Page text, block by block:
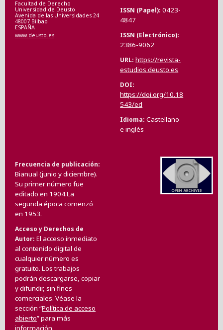
Facultad de Derecho
Universidad de Deusto
Avenida de las Universidades 24
48007 Bilbao
ESPAÑA
www.deusto.es
ISSN (Papel) 0423-
4847
ISSN (Electrónico)
2386-9062
URL https://revista-
estudios.deusto.es
DOI
https://doi.org/10.18
543/ed
Idioma Castellano
e inglés
Frecuencia de publicación
Bianual (junio y diciembre).
Su primer número fue
editado en 1904.La
segunda época comenzó
en 1953.
Acceso y Derechos de
Autor El acceso inmediato
al contenido digital de
cualquier número es
gratuito. Los trabajos
podrán descargarse, copiar
y difundir, sin fines
comerciales. Véase la
sección “Política de acceso
abierto” para más
información.